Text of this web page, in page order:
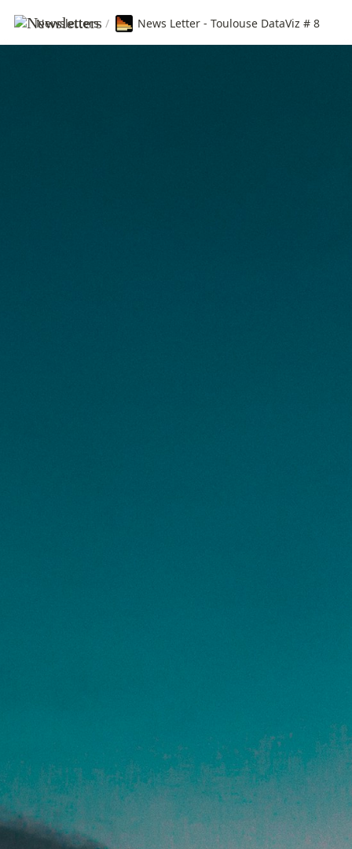
Newsletters / News Letter - Toulouse DataViz # 8